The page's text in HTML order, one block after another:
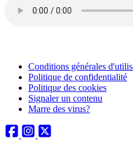
Conditions générales
Politique de confidentialité
Politique des cookies
Signaler un contenu
Marre des virus?